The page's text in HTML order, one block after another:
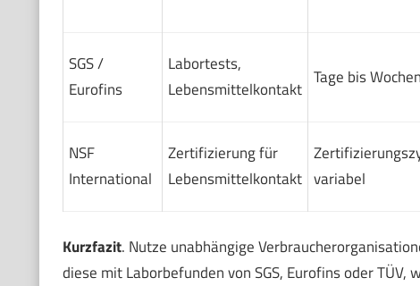
SGS /
Eurofins
Labortests,
Lebensmittelkontakt
Tage bis Wochen
NSF
International
Zertifizierung für
Lebensmittelkontakt variabel
Kurzfazit. Nutze unabhängige
diese mit Laborbefunden von SGS, Eurofins oder